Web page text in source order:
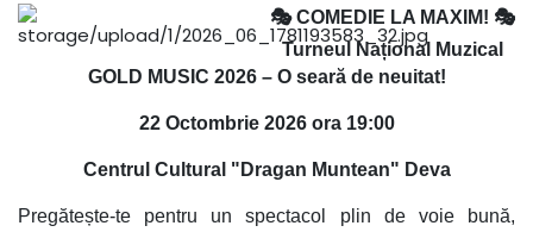
🎭 COMEDIE LA MAXIM! 🎭
Turneul Național Muzical
GOLD MUSIC 2026 – O seară de neuitat!
22 Octombrie 2026 ora 19:00
Centrul Cultural "Dragan Muntean" Deva
Pregătește-te pentru un spectacol plin de voie bună,